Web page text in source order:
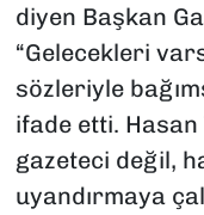
diyen Başkan
“Gelecekleri
sözleriyle
ifade etti. Hasan
gazeteci değil,
uyandırmaya